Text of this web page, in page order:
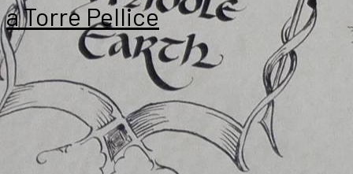
a Torre Pellice